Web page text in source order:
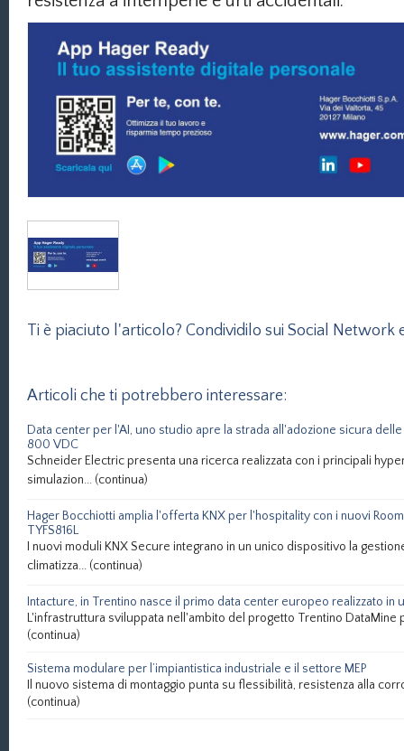
Ti è piaciuto l'articolo? Condividilo sui Social Network
Articoli che ti potrebbero interessare:
Data center per l'AI, uno studio apre la strada all'adozione sicura
800 VDC
Schneider Electric presenta una ricerca realizzata con i principali
simulazion... (continua)
Hager Bocchiotti amplia l'offerta KNX per l'hospitality con i nuovi
TYFS816L
I nuovi moduli KNX Secure integrano in un unico dispositivo la
climatizza... (continua)
Intacture, in Trentino nasce il primo data center europeo realizzato in
L'infrastruttura sviluppata nell'ambito del progetto Trentino DataMine
(continua)
Sistema modulare per l’impiantistica industriale e il settore MEP
Il nuovo sistema di montaggio punta su flessibilità, resistenza alla
(continua)